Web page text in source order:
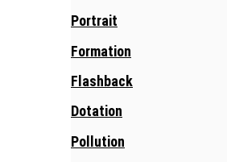
Portrait
Formation
Flashback
Dotation
Pollution